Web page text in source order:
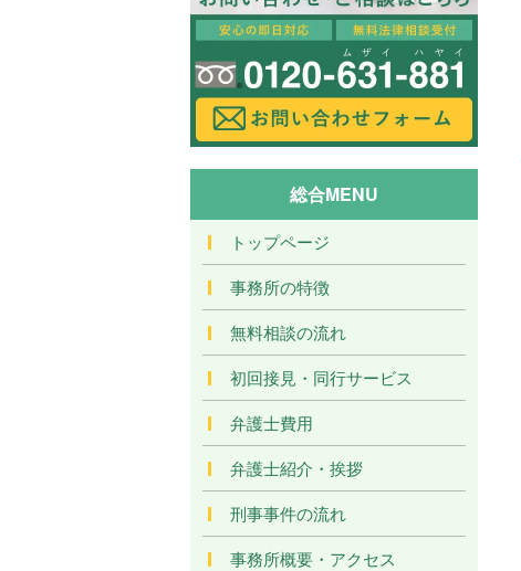
総合MENU
トップページ
事務所の特徴
無料相談の流れ
初回接見・同行サービス
弁護士費用
弁護士紹介・挨拶
刑事事件の流れ
事務所概要・アクセス